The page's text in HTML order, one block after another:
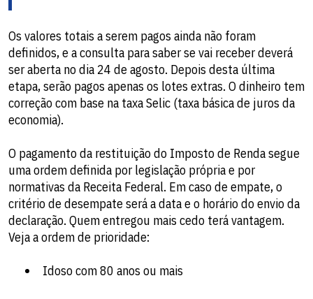
Os valores totais a serem pagos ainda não foram
definidos, e a consulta para saber se vai receber deverá
ser aberta no dia 24 de agosto. Depois desta última
etapa, serão pagos apenas os lotes extras. O dinheiro tem
correção com base na taxa Selic (taxa básica de juros da
economia).
O pagamento da restituição do Imposto de Renda segue
uma ordem definida por legislação própria e por
normativas da Receita Federal. Em caso de empate, o
critério de desempate será a data e o horário do envio da
declaração. Quem entregou mais cedo terá vantagem.
Veja a ordem de prioridade:
Idoso com 80 anos ou mais